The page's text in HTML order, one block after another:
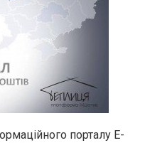
порталу E-